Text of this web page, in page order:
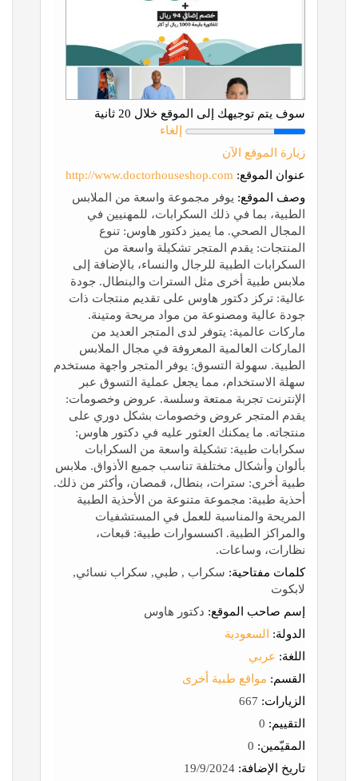
سوف يتم توجيهك إلى الموقع خلال 20 ثانية
إلغاء
زيارة الموقع الآن
عنوان الموقع: http://www.doctorhouseshop.com
وصف الموقع: يوفر مجموعة واسعة من الملابس
الطبية، بما في ذلك السكرابات، للمهنيين في
المجال الصحي. ما يميز دكتور هاوس: تنوع
المنتجات: يقدم المتجر تشكيلة واسعة من
السكرابات الطبية للرجال والنساء، بالإضافة إلى
ملابس طبية أخرى مثل السترات والبنطال. جودة
عالية: تركز دكتور هاوس على تقديم منتجات ذات
جودة عالية ومصنوعة من مواد مريحة ومتينة.
ماركات عالمية: يتوفر لدى المتجر العديد من
الماركات العالمية المعروفة في مجال الملابس
الطبية. سهولة التسوق: يوفر المتجر واجهة مستخدم
سهلة الاستخدام، مما يجعل عملية التسوق عبر
الإنترنت تجربة ممتعة وسلسة. عروض وخصومات:
يقدم المتجر عروض وخصومات بشكل دوري على
منتجاته. ما يمكنك العثور عليه في دكتور هاوس:
سكرابات طبية: تشكيلة واسعة من السكرابات
بألوان وأشكال مختلفة تناسب جميع الأذواق. ملابس
طبية أخرى: سترات، بنطال، قمصان، وأكثر من ذلك.
أحذية طبية: مجموعة متنوعة من الأحذية الطبية
المريحة والمناسبة للعمل في المستشفيات
والمراكز الطبية. اكسسوارات طبية: قبعات،
نظارات، وساعات.
كلمات مفتاحية: سكراب , طبي, سكراب نسائي,
لابكوت
إسم صاحب الموقع: دكتور هاوس
الدولة:
السعودية
اللغة: عربي
القسم: مواقع طبية أخرى
الزيارات:
التقييم:
المقيّمين:
تاريخ الإضافة: